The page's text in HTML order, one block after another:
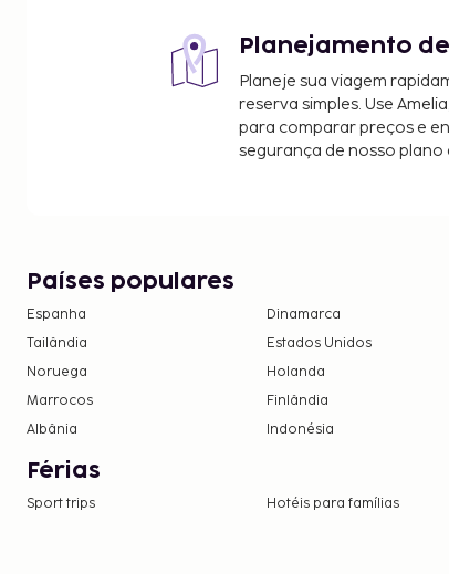
receção aberta 24 horas e uma lavandaria.
local. Algumas das comodidades e serviços
grátis e apoio para excursões/compra de
Aplica-se uma taxa de check-in tardio
Planejamento
Planeje sua viagem
reserva simples. Use
para comparar preços e
segurança de nosso
Países populares
Espanha Dinamarca
Tailândia
Estados Unidos
Noruega
Holanda
Marrocos
Finlândia
Albânia
Indonésia
Férias
Sport trips Hotéis para famílias